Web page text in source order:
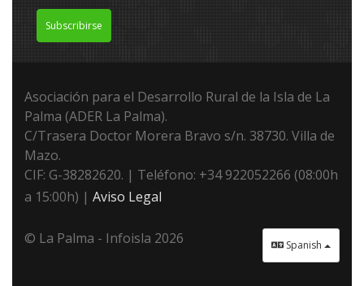
Subscribirse
Asociación para el Desarrollo Rural de la Isla de La
Palma (ADER La Palma).
C/Trasera Doctor Morera Bravo s/n. 38730. Villa de
Mazo.
CIF: G-38282620. | Teléfono: +34 922052266 (08:00h
a 15:00h) | Aviso Legal
Spanish
© La Palma - Infoisla 2026